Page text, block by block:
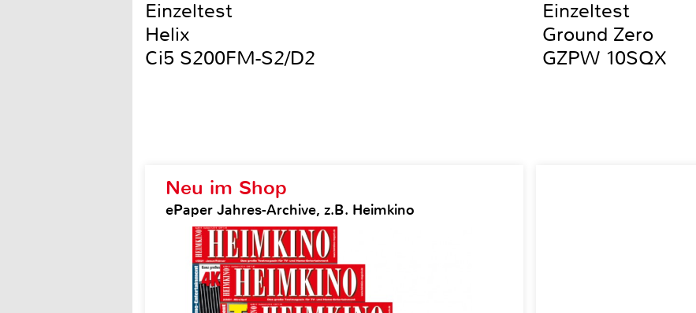
Neu im Shop
ePaper Jahres-Archive, z.B. Heimkino
Einzeltest
Helix
Ci5 S200FM-S2/D2
Einzeltest
Ground Zero
GZPW 10SQX